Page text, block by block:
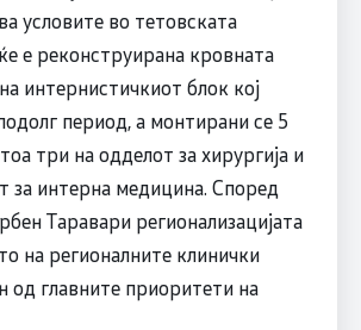
условите во тетовската
е реконструирана кровната
интернистичкиот блок кој
период, а монтирани се 5
три на одделот за хирургија и
за интерна медицина. Според
Таравари регионализацијата
на регионалните клинички
од главните приоритети на